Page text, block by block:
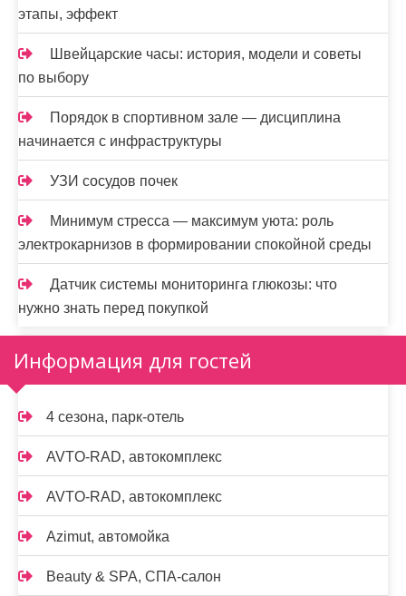
этапы, эффект
Швейцарские часы: история, модели и советы
по выбору
Порядок в спортивном зале — дисциплина
начинается с инфраструктуры
УЗИ сосудов почек
Минимум стресса — максимум уюта: роль
электрокарнизов в формировании спокойной среды
Датчик системы мониторинга глюкозы: что
нужно знать перед покупкой
Информация для гостей
4 сезона, парк-отель
AVTO-RAD, автокомплекс
AVTO-RAD, автокомплекс
Azimut, автомойка
Beauty & SPA, СПА-салон